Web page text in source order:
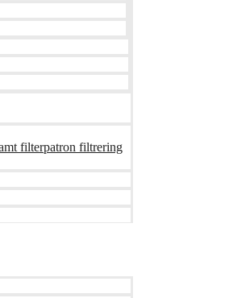
filterpatron filtrering